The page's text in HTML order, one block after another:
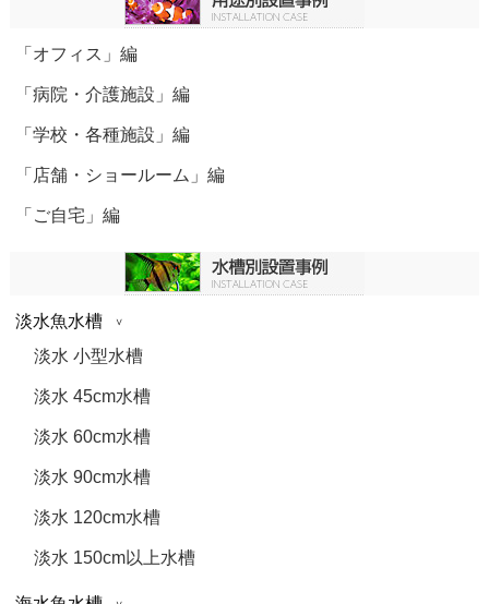
「オフィス」編
「病院・介護施設」編
「学校・各種施設」編
「店舗・ショールーム」編
「ご自宅」編
淡水魚水槽
淡水 小型水槽
淡水 45cm水槽
淡水 60cm水槽
淡水 90cm水槽
淡水 120cm水槽
淡水 150cm以上水槽